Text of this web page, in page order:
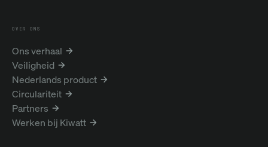
OVER ONS
Ons verhaal
Veiligheid
Nederlands product
Circulariteit
Partners
Werken bij Kiwatt